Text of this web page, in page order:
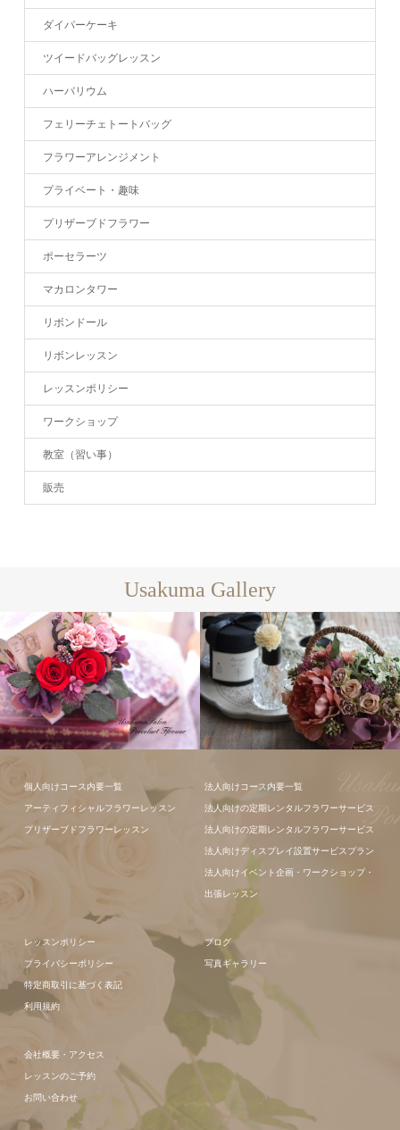
ダイパーケーキ
ツイードバッグレッスン
ハーバリウム
フェリーチェトートバッグ
フラワーアレンジメント
プライベート・趣味
プリザーブドフラワー
ポーセラーツ
マカロンタワー
リボンドール
リボンレッスン
レッスンポリシー
ワークショップ
教室（習い事）
販売
Usakuma Gallery
ンジメント
ンジメント
個人向けコース内要一覧
アーティフィシャルフラワーレッスン
プリザーブドフラワーレッスン
法人向けコース内要一覧
法人向けの定期レンタルフラワーサービス
法人向けの定期レンタルフラワーサービス
法人向けディスプレイ設置サービスプラン
法人向けイベント企画・ワークショップ・
出張レッスン
レッスンポリシー
プライバシーポリシー
特定商取引に基づく表記
利用規約
ブログ
写真ギャラリー
会社概要・アクセス
レッスンのご予約
お問い合わせ